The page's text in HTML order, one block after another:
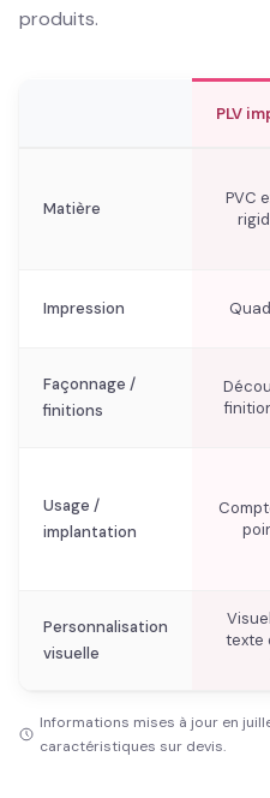
produits.
PLV
Matière
PVC
Impression
Façonnage /
finitions
Usage /
implantation
Personnalisation
visuelle
texte
Informations mises à jour en
caractéristiques sur devis.